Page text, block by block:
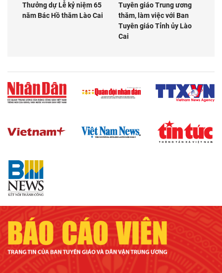
Thưởng dự Lễ kỷ niệm 65
năm Bác Hồ thăm Lào Cai
Tuyên giáo Trung ương
thăm, làm việc với Ban
Tuyên giáo Tỉnh ủy Lào
Cai